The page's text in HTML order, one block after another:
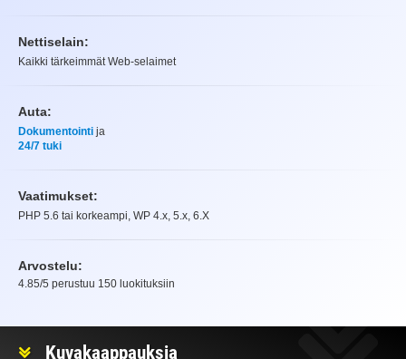
Nettiselain:
Kaikki tärkeimmät Web-selaimet
Auta:
Dokumentointi ja
24/7 tuki
Vaatimukset:
PHP 5.6 tai korkeampi, WP 4.x, 5.x, 6.X
Arvostelu:
Arvostelu
4.85/5 perustuu 150 luokituksiin
Kuvakaappauksia